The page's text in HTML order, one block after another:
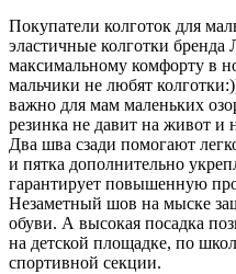
Покупатели колготок для
эластичные колготки бренда
максимальному комфорту в
мальчики не любят
важно для мам маленьких
резинка не давит на живот и
Два шва сзади помогают
и пятка дополнительно
гарантирует повышенную
Незаметный шов на мыске
обуви. А высокая посадка
на детской площадке, по
спортивной секции.